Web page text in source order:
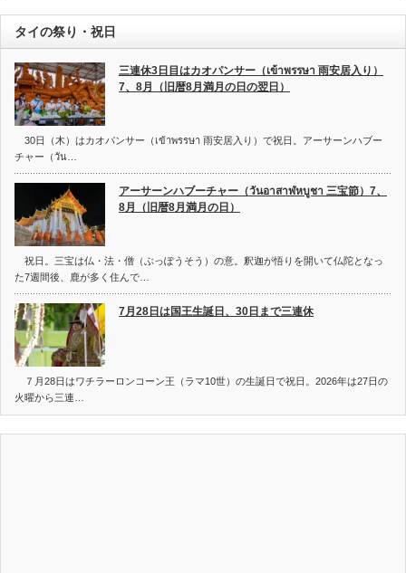
タイの祭り・祝日
三連休3日目はカオパンサー（เข้าพรรษา 雨安居入り）
7、8月（旧暦8月満月の日の翌日）
30日（木）はカオパンサー（เข้าพรรษา 雨安居入り）で祝日。アーサーンハブー
チャー（วัน…
アーサーンハブーチャー（วันอาสาฬหบูชา 三宝節）7、
8月（旧暦8月満月の日）
祝日。三宝は仏・法・僧（ぶっぽうそう）の意。釈迦が悟りを開いて仏陀となっ
た7週間後、鹿が多く住んで…
7月28日は国王生誕日、30日まで三連休
７月28日はワチラーロンコーン王（ラマ10世）の生誕日で祝日。2026年は27日の
火曜から三連…